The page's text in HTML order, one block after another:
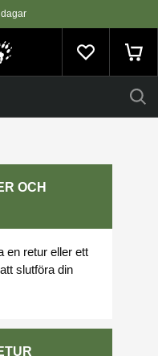
SVEA
OCH
en retur eller ett
slutföra din